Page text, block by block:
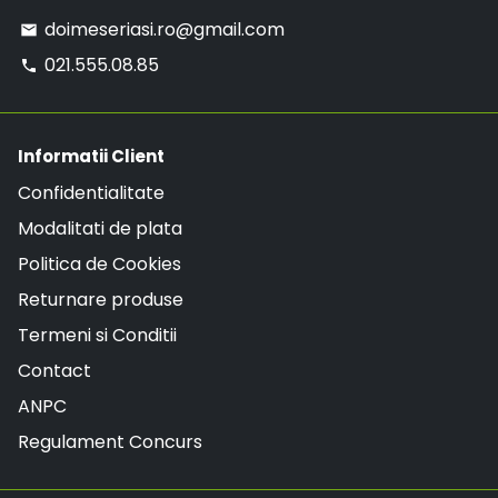
email doimeseriasi.ro@gmail.com
phone 021.555.08.85
Informatii Client
Confidentialitate
Modalitati de plata
Politica de Cookies
Returnare produse
Termeni si Conditii
Contact
ANPC
Regulament Concurs